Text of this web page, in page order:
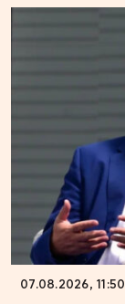
07.08.2026, 11:50